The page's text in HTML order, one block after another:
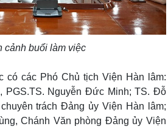
cảnh buổi làm việc
có các Phó Chủ tịch Viện Hàn lâm:
PGS.TS. Nguyễn Đức Minh; TS. Đỗ
trách Đảng ủy Viện Hàn lâm;
Chánh Văn phòng Đảng ủy Viện